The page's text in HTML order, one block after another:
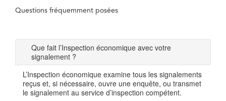
Questions fréquemment posées
Que fait l’Inspection économique avec votre
signalement ?
L’Inspection économique examine tous les signalements
reçus et, si nécessaire, ouvre une enquête, ou transmet
le signalement au service d’inspection compétent.